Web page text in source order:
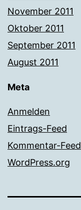
November 2011
Oktober 2011
September 2011
August 2011
Meta
Anmelden
Eintrags-Feed
Kommentar-Feed
WordPress.org